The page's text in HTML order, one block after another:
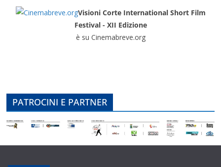
Visioni Corte International Short Film
Festival - XII Edizione
è su Cinemabreve.org
PATROCINI E PARTNER